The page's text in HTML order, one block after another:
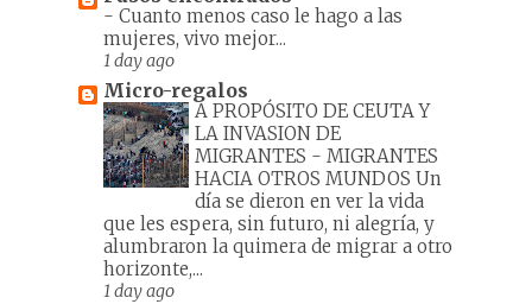
- Cuanto menos caso le hago a las
mujeres, vivo mejor...
1 day ago
Micro-regalos
A PROPÓSITO DE CEUTA Y
LA INVASION DE
MIGRANTES - MIGRANTES
HACIA OTROS MUNDOS Un
día se dieron en ver la vida
que les espera, sin futuro, ni alegría, y
alumbraron la quimera de migrar a otro
horizonte,...
1 day ago